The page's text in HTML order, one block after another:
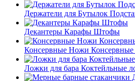
Держатели для Бутылок
Декантеры Карафы Штофы
Консервные Ножи
Ложки для бара Коктейльные